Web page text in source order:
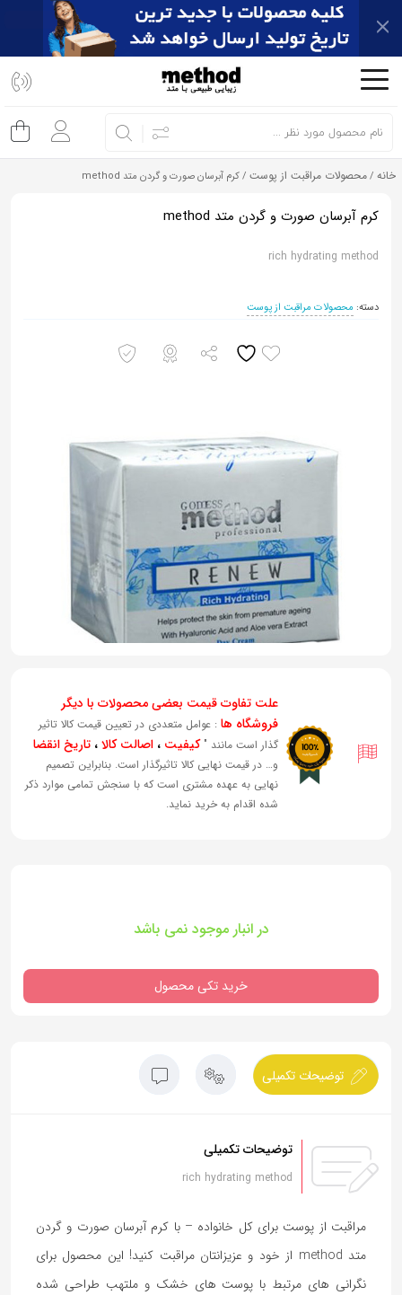
اشتراک
استفاده
از
روش‌های
زیر
این
را
خانه /محصولات مراقبت از پوست / کرم آبرسان صورت و گردن متد method
کرم آبرسان صورت و گردن متد method
rich hydrating method
دسته: محصولات مراقبت از پوست
علت تفاوت قیمت بعضی محصولات با دیگر
فروشگاه ها : عوامل متعددی در تعیین قیمت کالا تاثیر
گذار است مانند "کیفیت ، اصالت کالا، تاریخ انقضا
و… در قیمت نهایی کالا تاثیرگذار است. بنابراین تصمیم
نهایی به عهده مشتری است که با سنجش تمامی موارد ذکر
شده اقدام به خرید نماید.
در انبار موجود نمی باشد
خرید تکی محصول
توضیحات تکمیلی
توضیحات تکمیلی
rich hydrating method
مراقبت از پوست برای کل خانواده – با کرم آبرسان صورت و گردن
متد method از خود و عزیزانتان مراقبت کنید! این محصول برای
نگرانی های مرتبط با پوست های خشک و ملتهب طراحی شده